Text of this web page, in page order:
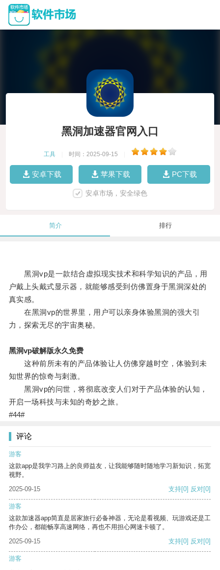
黑洞加速器官网入口
工具 时间：2025-09-15
安卓下载 苹果下载 PC下载
安卓市场，安全绿色
简介 排行
黑洞vp是一款结合虚拟现实技术和科学知识的产品，用
户戴上头戴式显示器，就能够感受到仿佛置身于黑洞深处的
真实感。
在黑洞vp的世界里，用户可以亲身体验黑洞的强大引
力，探索无尽的宇宙奥秘。
黑洞vp破解版永久免费
这种前所未有的产品体验让人仿佛穿越时空，体验到未
知世界的惊奇与刺激。
黑洞vp的问世，将彻底改变人们对于产品体验的认知，
开启一场科技与未知的奇妙之旅。
#44#
评论
游客
这款app是我学习路上的良师益友，让我能够随时随地学习新知识，拓宽
视野。
2025-09-15
支持[0] 反对[0]
游客
这款加速器app简直是居家旅行必备神器，无论是看视频、玩游戏还是工
作办公，都能畅享高速网络，再也不用担心网速卡顿了。
2025-09-15
支持[0] 反对[0]
游客